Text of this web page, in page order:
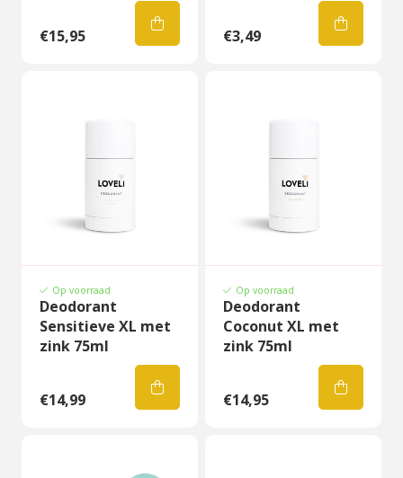
€15,95 €3,49
Op voorraad
Deodorant
Sensitieve XL met
zink 75ml
€14,99
Op voorraad
Deodorant
Coconut XL met
zink 75ml
€14,95